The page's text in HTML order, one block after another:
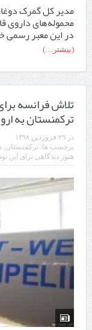
مدیر کل گمرک
محموله‌های داروی
در این معبر رسمی
(بیشتر…)
تلاش فرانسه
ترکمنستان به
در ۲۹ فروردین ۱۳۹۸
برچسب ها: ترکمنستان
هنوز دیدگاهی برای این